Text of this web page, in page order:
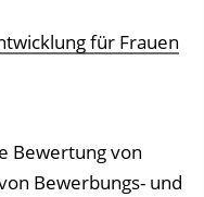
für Frauen
Bewertung von
Bewerbungs- und